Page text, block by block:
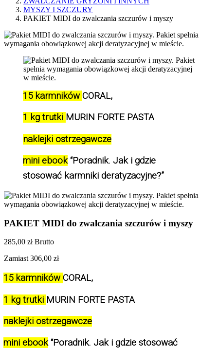
MYSZY I SZCZURY
PAKIET MIDI do zwalczania szczurów i myszy
15 karmników CORAL,
1 kg trutki MURIN FORTE PASTA
naklejki ostrzegawcze
mini ebook “Poradnik. Jak i gdzie
stosować karmniki deratyzacyjne?”
PAKIET MIDI do zwalczania szczurów i myszy
285,00 zł Brutto
Zamiast 306,00 zł
15 karmników CORAL,
1 kg trutki MURIN FORTE PASTA
naklejki ostrzegawcze
mini ebook “Poradnik. Jak i gdzie stosować